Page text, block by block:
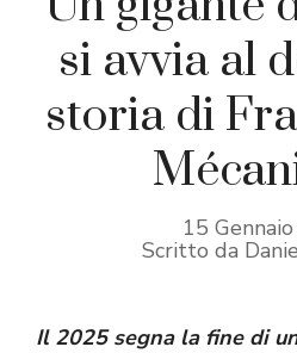
si avvia al
storia di
15
Scritto da
Il 2025 segna la fine di